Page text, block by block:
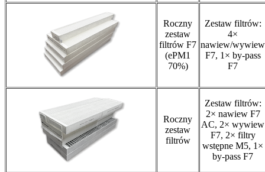
Roczny
zestaw
filtrów F7
(ePM1
70%)
Zestaw filtrów:
4×
nawiew/wywiew
F7, 1× by-pass
F7
Roczny
zestaw
filtrów
Zestaw filtrów:
2× nawiew F7
AC, 2× wywiew
F7, 2× filtry
wstępne M5, 1×
by-pass F7